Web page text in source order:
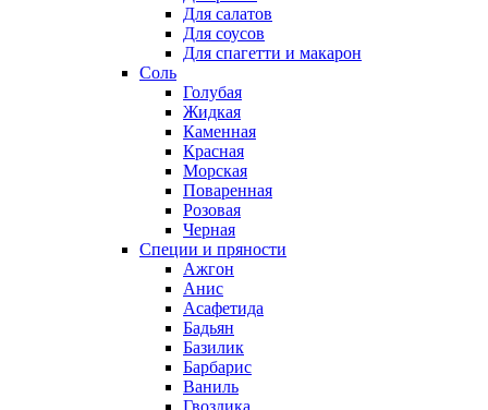
Для салатов
Для соусов
Для спагетти и макарон
Соль
Голубая
Жидкая
Каменная
Красная
Морская
Поваренная
Розовая
Черная
Специи и пряности
Ажгон
Анис
Асафетида
Бадьян
Базилик
Барбарис
Ваниль
Гвоздика